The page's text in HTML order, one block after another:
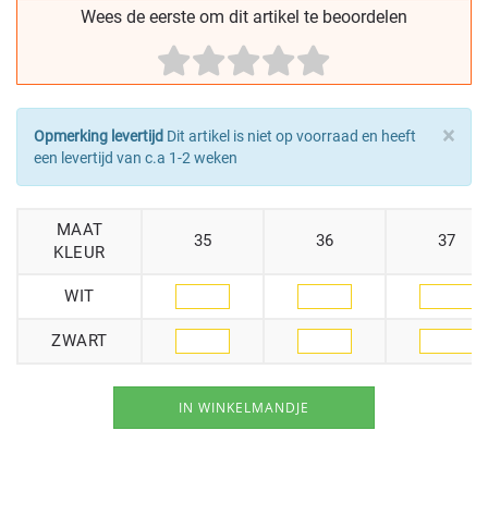
Wees de eerste om dit artikel te beoordelen
×
Opmerking levertijd Dit artikel is niet op voorraad en heeft
een levertijd van c.a 1-2 weken
MAAT
KLEUR
35 36 37
WIT
ZWART